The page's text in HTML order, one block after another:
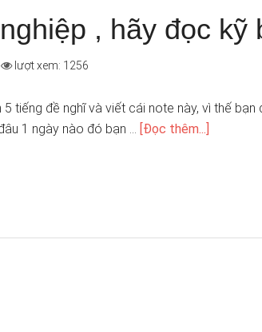
, hãy đọc kỹ
lượt xem: 1256
5 tiếng đề nghĩ và viết cái note này, vì thế bạn
1 ngày nào đó bạn … [Đọc thêm...]